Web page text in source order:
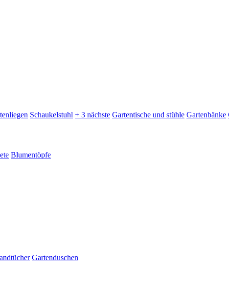
Schaukelstuhl + 3 nächste Gartentische und stühle Gartenbänke
Blumentöpfe
Gartenduschen